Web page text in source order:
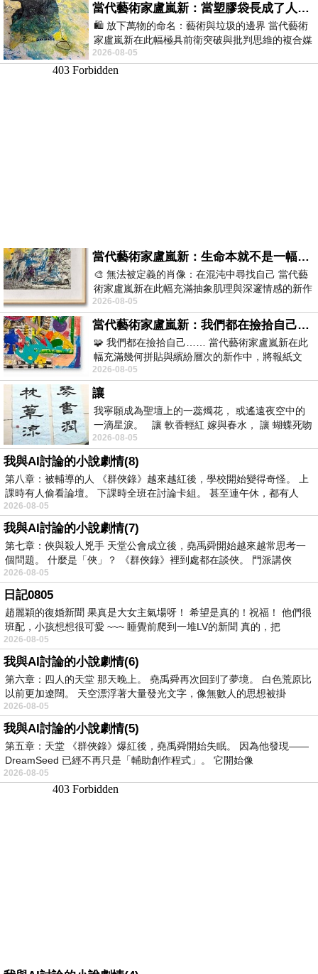
當代藝術家盧嵐新：當塑膠袋長成了人的模樣，我們的目光是否學會了放下偏見？
🛍️ 放下萬物的命名：藝術與垃圾的邊界 當代藝術
家盧嵐新在此幅極具前衛突破與批判思維的複合媒
材新作中，直接將被大眾定義為廢棄物
2026-08-05
當代藝術家盧嵐新：生命本就不是一幅能被定義的肖像，在混亂與交疊中拼湊完整的靈魂
🎨 無法被定義的肖像：在混沌中尋找自己 當代藝
術家盧嵐新在此幅充滿抽象肌理與深邃情感的新作
中，以灰白為基底，交織著塗抹、刮擦與
2026-08-05
當代藝術家盧嵐新：我們都在撿拾自己，將散落的情緒與碎片，拼回生命完整的輪廓
🧩 我們都在撿拾自己…… 當代藝術家盧嵐新在此
幅充滿幾何拼貼與繽紛層次的新作中，將報紙文
字、彩色剪紙與明亮顏料層層
2026-08-05
讓
我寧願成為聖壇上的一蕊燭花， 或遙遠夜空中的
一滴星淚。 讓 軟香輕紅 嫁與春水， 讓 蝴蝶死吻
夏日最後一瓣玫瑰， 讓
2026-08-05
我與AI討論的小說劇情(8)
第八章：被輔導的人 《群俠錄》越來越紅後，學校開始變得奇怪。 上
課時有人偷看論壇。 下課時全班在討論卡組。 甚至連午休，都有人
2026-08-05
我與AI討論的小說劇情(7)
第七章：俠與殺人兇手 天堂公會成立後，堯禹舜開始越來越常思考一
個問題。 什麼是「俠」？ 《群俠錄》裡到處都在談俠。 門派講俠
2026-08-05
日記0805
趙麗穎的復婚新聞 果真是大女主氣場呀！ 希望是真的！祝福！ 他們很
班配，小孩想想很可愛 ~~~ 睡覺前爬到一堆LV的新聞 真的，把
2026-08-05
我與AI討論的小說劇情(6)
第六章：四人的天堂 那天晚上。 堯禹舜再次回到了夢境。 白色荒原比
以前更加遼闊。 天空漂浮著大量發光文字，像無數人的思想被掛
2026-08-05
我與AI討論的小說劇情(5)
第五章：天堂 《群俠錄》爆紅後，堯禹舜開始失眠。 因為他發現——
DreamSeed 已經不再只是「輔助創作程式」。 它開始像
2026-08-05